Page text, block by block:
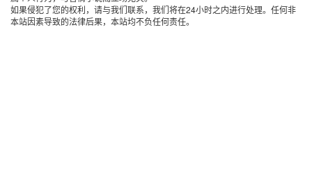
如果侵犯了您的权利，请与我们联系，我们将在24小时之内进行处理。任何非
本站因素导致的法律后果，本站均不负任何责任。